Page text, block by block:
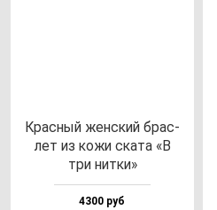
Крас­ный жен­ский брас­
лет из ко­жи ска­та «В
три нит­ки»
4300 руб